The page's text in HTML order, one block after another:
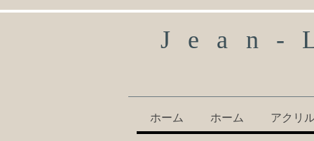
ホーム ホーム アクリ